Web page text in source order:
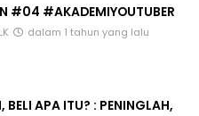
#04 #AKADEMIYOUTUBER
dalam 1 tahun yang lalu
APA ITU? : PENINGLAH,